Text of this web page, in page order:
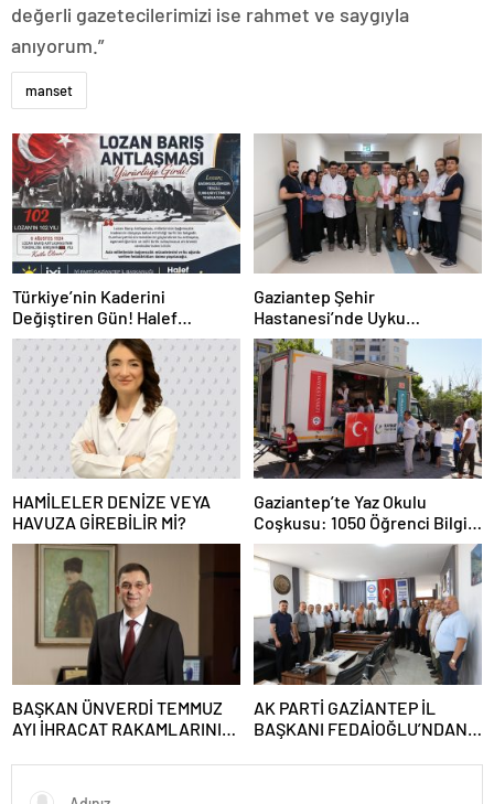
değerli gazetecilerimizi ise rahmet ve saygıyla
anıyorum.”
manset
Türkiye’nin Kaderini
Değiştiren Gün! Halef
Bilgiç’ten Lozan’ın Yıl
Dönümünde Anlamlı Mesaj!
Gaziantep Şehir
Hastanesi’nde Uyku
Bozuklukları Laboratuvarı
Hizmete Açıldı
HAMİLELER DENİZE VEYA
HAVUZA GİREBİLİR Mİ?
Gaziantep’te Yaz Okulu
Coşkusu: 1050 Öğrenci Bilgi,
Değer ve Kardeşlik İkliminde
Buluştu
BAŞKAN ÜNVERDİ TEMMUZ
AYI İHRACAT RAKAMLARINI
AK PARTİ GAZİANTEP İL
BAŞKANI FEDAİOĞLU’NDAN
KURULUŞLARINA ZİYARET